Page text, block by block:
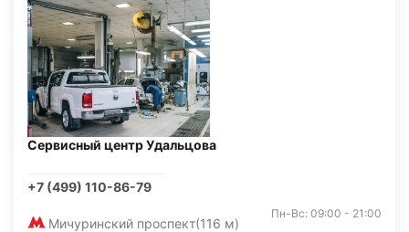
Сервисный центр Удальцова
+7 (499) 110-86-79
Мичуринский проспект(116 м)
Пн-Вс: 09:00 - 21:00